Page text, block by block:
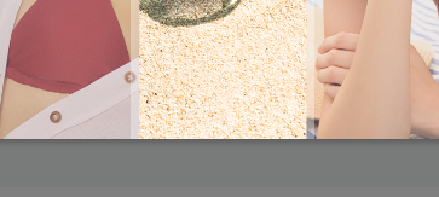
Fabricación
5-7 días laborales detalles